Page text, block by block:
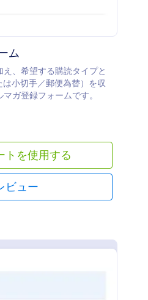
ム
、希望する購読タイプと
小切手／郵便為替）を収
マガ登録フォームです。
トを使用する
ビュー